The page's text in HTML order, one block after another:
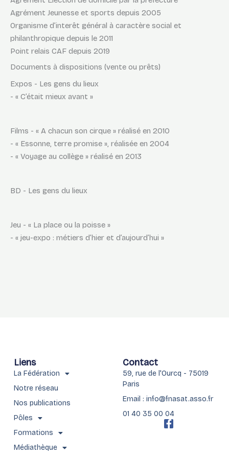
Agrément Jeunesse et sports depuis 2005
Organisme d’interêt général à caractère social et
philanthropique depuis le 2011
Point relais CAF depuis 2019
Documents à dispositions (vente ou prêts)
Expos - Les gens du lieux
- « C’était mieux avant »
Films - « A chacun son cirque » réalisé en 2010
- « Essonne, terre promise », réalisée en 2004
- « Voyage au collège » réalisé en 2013
BD - Les gens du lieux
Jeu - « La place ou la poisse »
- « jeu-expo : métiers d’hier et d’aujourd’hui »
Liens
La Fédération
Notre réseau
Nos publications
Pôles
Formations
Médiathèque
Contact
59, rue de l'Ourcq - 75019
Paris
Email : info@fnasat.asso.fr
01 40 35 00 04
F